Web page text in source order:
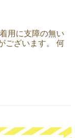
用に支障の無い
ございます。 何